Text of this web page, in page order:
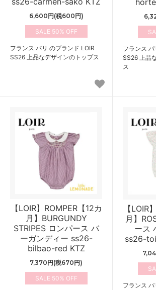
6,600円(税600円)
50%
フランス パリ のブランド LOIR
SS26 上品なデザインのトップス
フランス
SS26 上品
ス
【LOIR】ROMPER【12カ
月】BURGUNDY
STRIPES ロンパース バ
ーガンディー ss26-
bilbao-red KTZ
7,370円(税670円)
50%
【LOIR
月】
ース
ss26-
フランス